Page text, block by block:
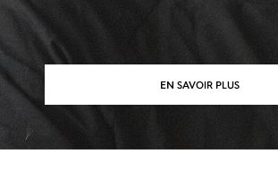
EN SAVOIR PLUS